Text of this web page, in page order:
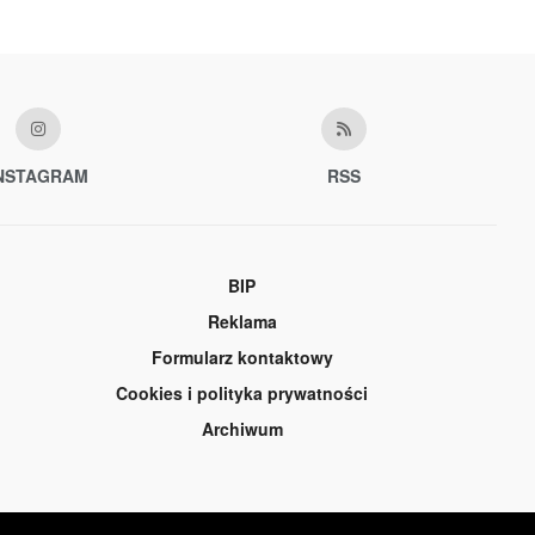
RSS
BIP
Reklama
Formularz kontaktowy
Cookies i polityka prywatności
Archiwum